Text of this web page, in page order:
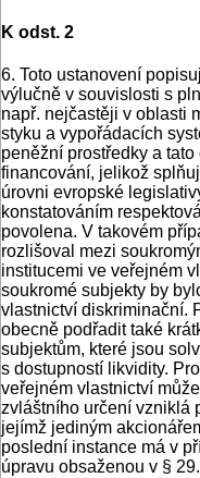
K odst. 2
6. Toto ustanovení
výlučně v souvislosti s
např. nejčastěji v oblasti
styku a vypořádacích
peněžní prostředky a
financování, jelikož
úrovni evropské
konstatováním
povolena. V takovém
rozlišoval mezi
institucemi ve veřejném
soukromé subjekty by
vlastnictví diskriminační.
obecně podřadit také
subjektům, které jsou
s dostupností likvidity.
veřejném vlastnictví
zvláštního určení vzniklá
jejímž jediným
poslední instance má v
úpravu obsaženou v § 29.